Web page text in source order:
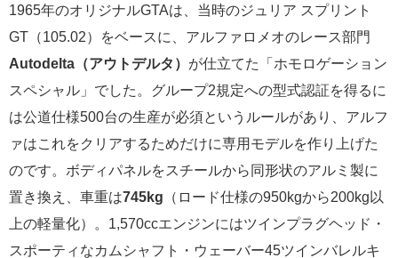
1965年のオリジナルGTAは、当時のジュリア スプリント
GT（105.02）をベースに、アルファロメオのレース部門
Autodelta（アウトデルタ） が仕立てた「ホモロゲーション
スペシャル」でした。グループ2規定への型式認証を得るに
は公道仕様500台の生産が必須というルールがあり、アルフ
ァはこれをクリアするためだけに専用モデルを作り上げた
のです。ボディパネルをスチールから同形状のアルミ製に
置き換え、車重は745kg （ロード仕様の950kgから200kg以
上の軽量化）。1,570ccエンジンにはツインプラグヘッド・
スポーティなカムシャフト・ウェーバー45ツインバレルキ